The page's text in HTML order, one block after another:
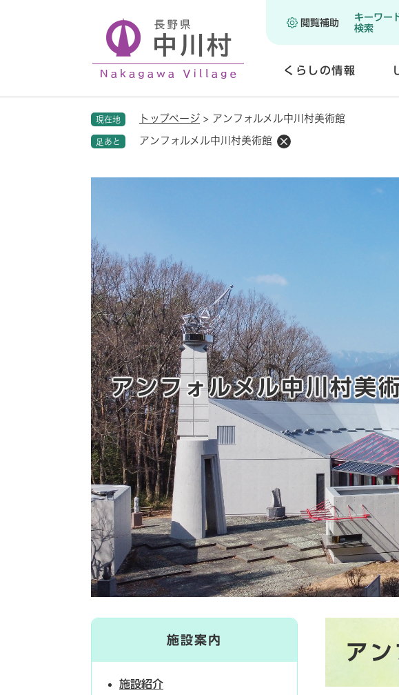
閲覧補助
キーワー
検索
くらしの情報
く
現在地 トップページ > アンフォルメル中川村美術館
足あと アンフォルメル中川村美術館
アンフォルメル中川村美
ア
施設案内
施設紹介